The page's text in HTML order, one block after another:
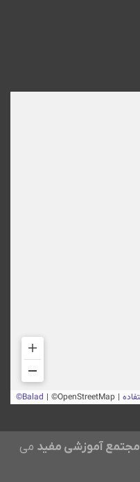
مجتمع آموزشی مفید می